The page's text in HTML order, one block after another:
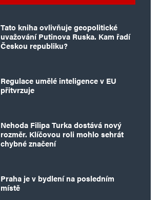
Tato kniha ovlivňuje geopolitické
uvažování Putinova Ruska. Kam řadí
Českou republiku?
Regulace umělé inteligence v EU
přitvrzuje
Nehoda Filipa Turka dostává nový
rozměr. Klíčovou roli mohlo sehrát
chybné značení
Praha je v bydlení na posledním
místě